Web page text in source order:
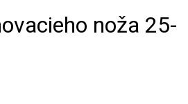
noža 25-